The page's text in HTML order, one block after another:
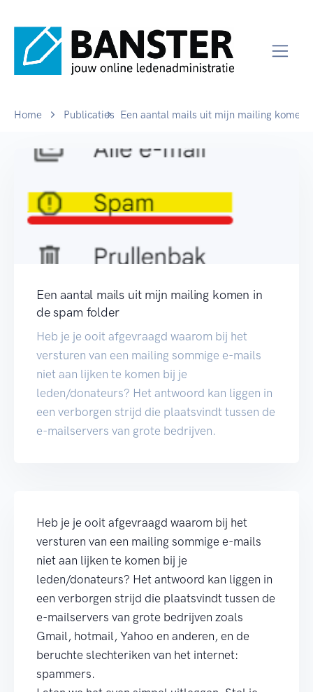
Home Publicaties Een aantal mails uit mijn mailing komen
Een aantal mails uit mijn mailing komen in
de spam folder
Heb je je ooit afgevraagd waarom bij het
versturen van een mailing sommige e-mails
niet aan lijken te komen bij je
leden/donateurs? Het antwoord kan liggen in
een verborgen strijd die plaatsvindt tussen de
e-mailservers van grote bedrijven.
Heb je je ooit afgevraagd waarom bij het
versturen van een mailing sommige e-mails
niet aan lijken te komen bij je
leden/donateurs? Het antwoord kan liggen in
een verborgen strijd die plaatsvindt tussen de
e-mailservers van grote bedrijven zoals
Gmail, hotmail, Yahoo en anderen, en de
beruchte slechteriken van het internet:
spammers.